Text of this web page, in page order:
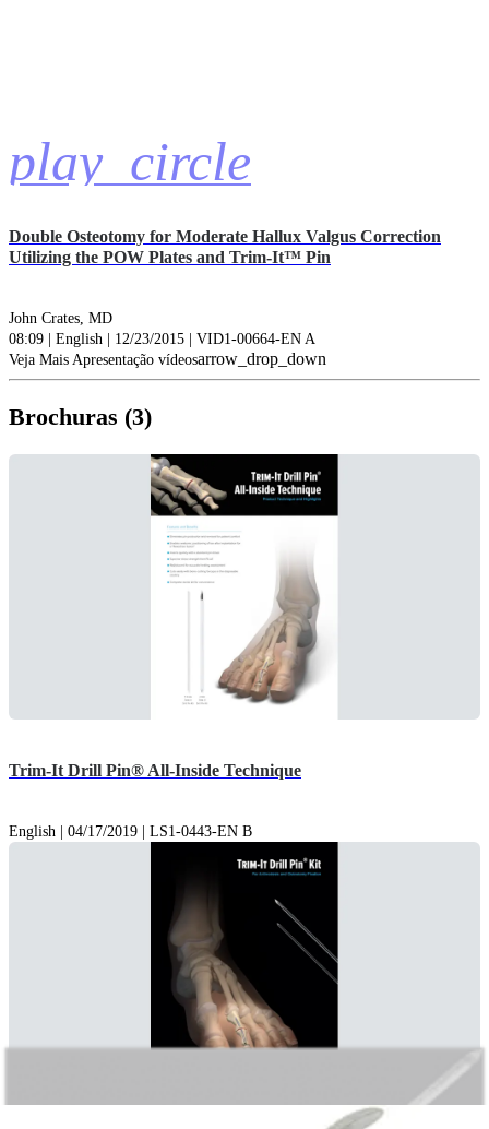
play_circle
Double Osteotomy for Moderate Hallux Valgus Correction
Utilizing the POW Plates and Trim-It™ Pin
John Crates, MD
08:09 | English | 12/23/2015 | VID1-00664-EN A
Veja Mais Apresentação vídeosarrow_drop_down
Brochuras (3)
Trim-It Drill Pin® All-Inside Technique
English | 04/17/2019 | LS1-0443-EN B